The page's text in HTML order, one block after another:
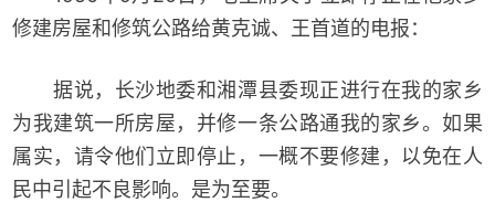
修建房屋和修筑公路给黄克诚、王首道的电报：
据说，长沙地委和湘潭县委现正进行在我的家乡
为我建筑一所房屋，并修一条公路通我的家乡。如果
属实，请令他们立即停止，一概不要修建，以免在人
民中引起不良影响。是为至要。